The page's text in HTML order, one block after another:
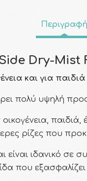
Περιγραφή
Dry-Mist
και για
πολύ υψηλή
οικογένεια,
ρίζες που
είναι ιδανικό
που